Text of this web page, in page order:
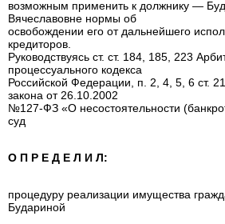
возможным применить к должнику —
Вячеславовне нормы об
освобождении его от дальнейшего
кредиторов.
Руководствуясь ст. ст. 184, 185, 223
процессуального кодекса
Российской Федерации, п. 2, 4, 5, 6 ст.
закона от 26.10.2002
№127-ФЗ «О несостоятельности
суд
О П Р Е Д Е Л И Л:
процедуру реализации имущества
Будариной